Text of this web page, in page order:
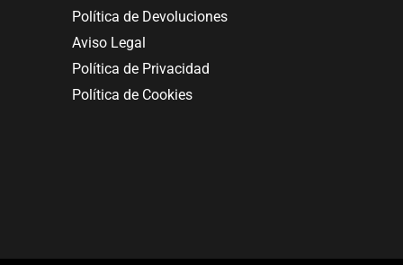
Política de Devoluciones
Aviso Legal
Política de Privacidad
Política de Cookies